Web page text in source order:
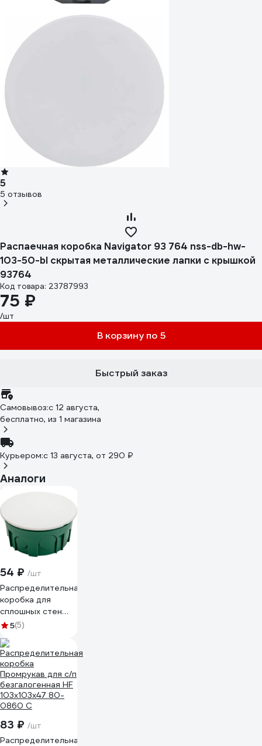
5
5 отзывов
Распаечная коробка Navigator 93 764 nss-db-hw-
103-50-bl скрытая металлические лапки с крышкой
93764
Код товара: 23787993
75 ₽
/шт
В корзину по 5
Быстрый заказ
Самовывоз:c 12 августа,
бесплатно, из 1 магазина
Курьером:c 13 августа, от 290 ₽
Аналоги
54 ₽ /шт
Распределительная
коробка для
сплошных стен
Systeme Electric
IMT351211
5(5)
83 ₽ /шт
Распределительная